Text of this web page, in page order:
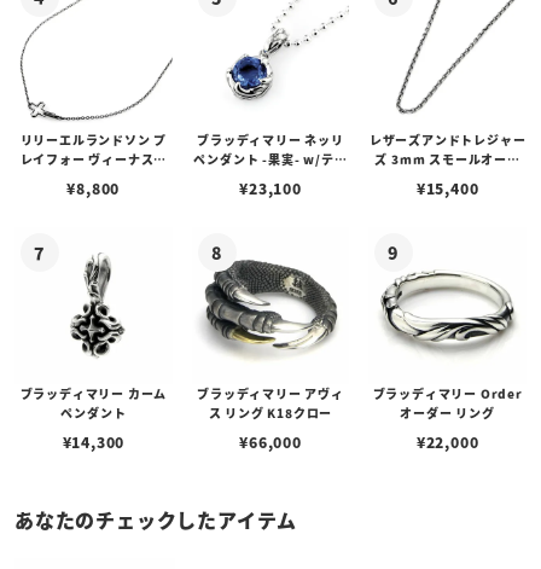
リリーエルランドソン プ
レイフォー ヴィーナスチ
¥8,800
ブラッディマリー ネッリ
ペンダント -果実- w/ティ
¥23,100
レザーズアンドトレジャー
ズ 3mm スモールオーバ
ブスタークラスプ＆LTロ
¥15,400
ブラッディマリー カーム
ペンダント
¥14,300
ブラッディマリー アヴィ
ス リング K18クロー
¥66,000
ブラッディマリー Order
オーダー リング
¥22,000
あなたのチェックしたアイテム